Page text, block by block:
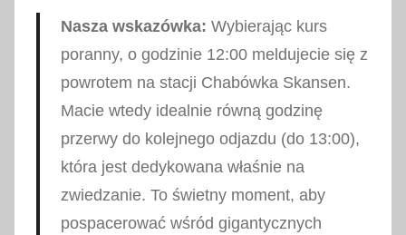
Nasza wskazówka: Wybierając kurs
poranny, o godzinie 12:00 meldujecie się z
powrotem na stacji Chabówka Skansen.
Macie wtedy idealnie równą godzinę
przerwy do kolejnego odjazdu (do 13:00),
która jest dedykowana właśnie na
zwiedzanie. To świetny moment, aby
pospacerować wśród gigantycznych